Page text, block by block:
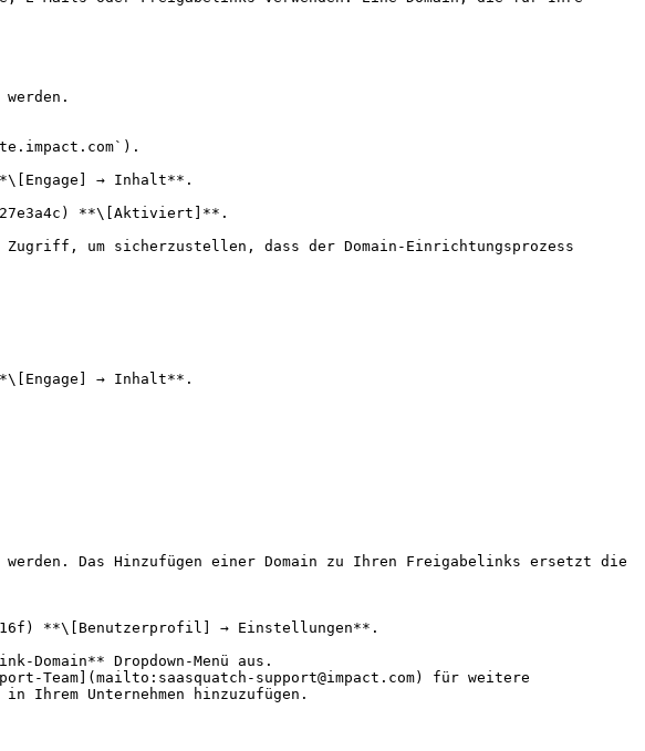
**\[Engage] → Inhalt**.
**\[Aktiviert]**.
**\[Engage] → Inhalt**.
Das Hinzufügen einer Domain zu Ihren Freigabelinks ersetzt die
**\[Benutzerprofil] → Einstellungen**.
Domain** Dropdown-Menü aus.
Ihrem Unternehmen hinzuzufügen.